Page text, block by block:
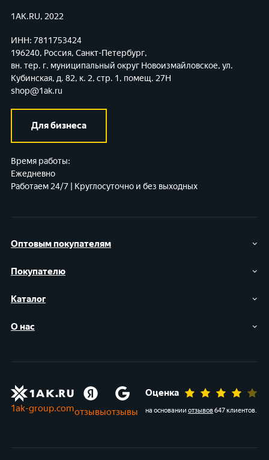
Оптовым покупателям
Покупателю
Каталог
О нас
1AK.RU, 2022
ИНН: 7811753424
196240, Россия, Санкт-Петербург,
вн. тер. г. муниципальный округ Новоизмайловское, ул.
Кубинская, д. 82, к. 2, стр. 1, помещ. 27Н
shop@1ak.ru
Для бизнеса
Время работы:
Ежедневно
Работаем 24/7 | Круглосуточно и без выходных
1ak-group.comотзывыотзывы
Оценка
на основании отзывов647 клиентов.